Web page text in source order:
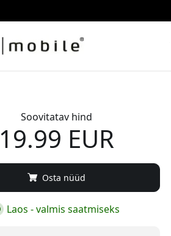
Soovitatav hind
19.99 EUR
Osta nüüd
Laos - valmis saatmiseks